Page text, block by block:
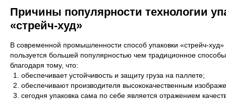
Причины популярности технологии
«стрейч-худ»
В современной промышленности способ упаковки «стрейч-худ»
пользуется большей популярностью чем традиционное способы
благодаря тому, что:
обеспечивает устойчивость и защиту груза на паллете;
обеспечивают производителя высококачественным
сегодня упаковка сама по себе является отражением